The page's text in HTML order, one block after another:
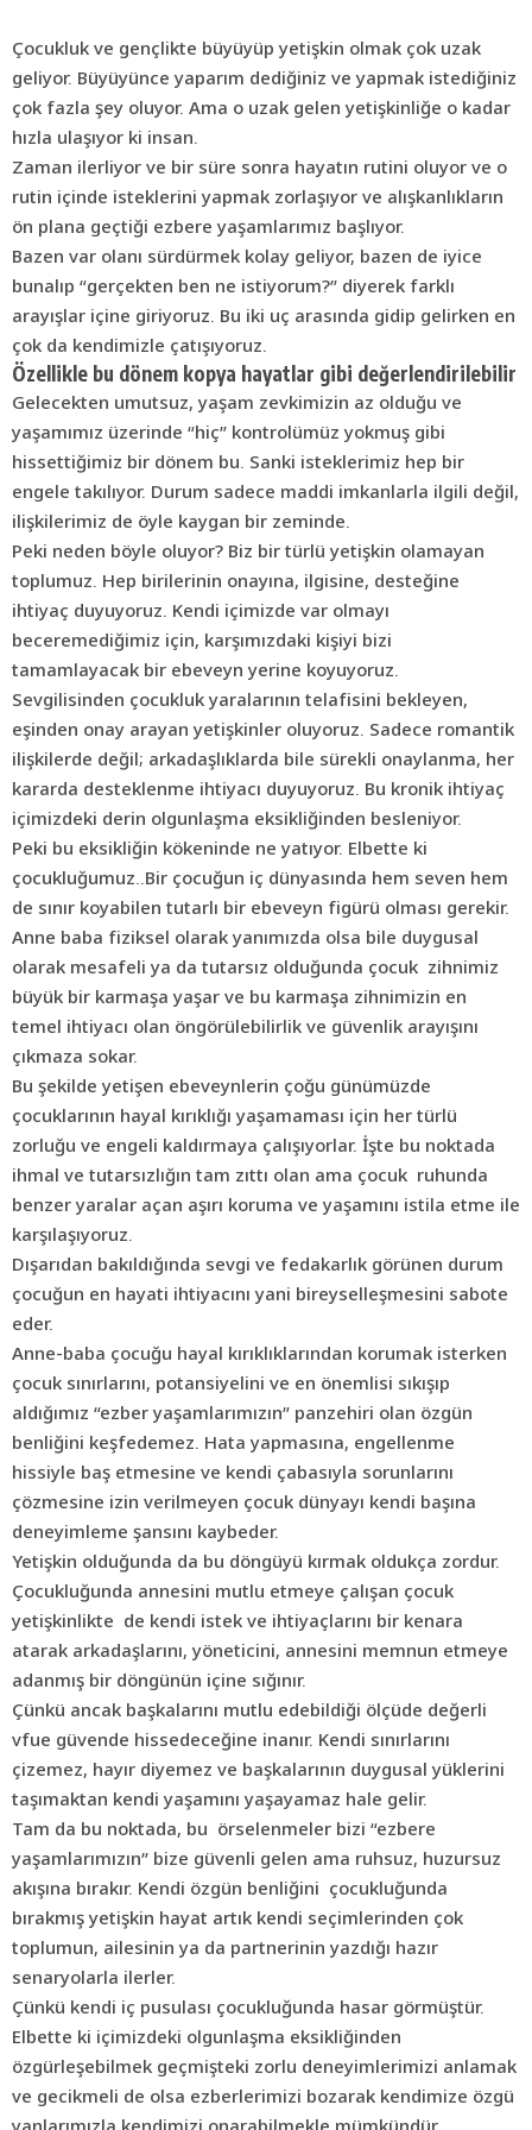
Çocukluk ve gençlikte büyüyüp yetişkin olmak çok uzak
geliyor. Büyüyünce yaparım dediğiniz ve yapmak istediğiniz
çok fazla şey oluyor. Ama o uzak gelen yetişkinliğe o kadar
hızla ulaşıyor ki insan.
Zaman ilerliyor ve bir süre sonra hayatın rutini oluyor ve o
rutin içinde isteklerini yapmak zorlaşıyor ve alışkanlıkların
ön plana geçtiği ezbere yaşamlarımız başlıyor.
Bazen var olanı sürdürmek kolay geliyor, bazen de iyice
bunalıp “gerçekten ben ne istiyorum?” diyerek farklı
arayışlar içine giriyoruz. Bu iki uç arasında gidip gelirken en
çok da kendimizle çatışıyoruz.
Özellikle bu dönem kopya hayatlar gibi değerlendirilebilir
Gelecekten umutsuz, yaşam zevkimizin az olduğu ve
yaşamımız üzerinde “hiç” kontrolümüz yokmuş gibi
hissettiğimiz bir dönem bu. Sanki isteklerimiz hep bir
engele takılıyor. Durum sadece maddi imkanlarla ilgili değil,
ilişkilerimiz de öyle kaygan bir zeminde.
Peki neden böyle oluyor? Biz bir türlü yetişkin olamayan
toplumuz. Hep birilerinin onayına, ilgisine, desteğine
ihtiyaç duyuyoruz. Kendi içimizde var olmayı
beceremediğimiz için, karşımızdaki kişiyi bizi
tamamlayacak bir ebeveyn yerine koyuyoruz.
Sevgilisinden çocukluk yaralarının telafisini bekleyen,
eşinden onay arayan yetişkinler oluyoruz. Sadece romantik
ilişkilerde değil; arkadaşlıklarda bile sürekli onaylanma, her
kararda desteklenme ihtiyacı duyuyoruz. Bu kronik ihtiyaç
içimizdeki derin olgunlaşma eksikliğinden besleniyor.
Peki bu eksikliğin kökeninde ne yatıyor. Elbette ki
çocukluğumuz..Bir çocuğun iç dünyasında hem seven hem
de sınır koyabilen tutarlı bir ebeveyn figürü olması gerekir.
Anne baba fiziksel olarak yanımızda olsa bile duygusal
olarak mesafeli ya da tutarsız olduğunda çocuk zihnimiz
büyük bir karmaşa yaşar ve bu karmaşa zihnimizin en
temel ihtiyacı olan öngörülebilirlik ve güvenlik arayışını
çıkmaza sokar.
Bu şekilde yetişen ebeveynlerin çoğu günümüzde
çocuklarının hayal kırıklığı yaşamaması için her türlü
zorluğu ve engeli kaldırmaya çalışıyorlar. İşte bu noktada
ihmal ve tutarsızlığın tam zıttı olan ama çocuk ruhunda
benzer yaralar açan aşırı koruma ve yaşamını istila etme ile
karşılaşıyoruz.
Dışarıdan bakıldığında sevgi ve fedakarlık görünen durum
çocuğun en hayati ihtiyacını yani bireyselleşmesini sabote
eder.
Anne-baba çocuğu hayal kırıklıklarından korumak isterken
çocuk sınırlarını, potansiyelini ve en önemlisi sıkışıp
aldığımız “ezber yaşamlarımızın” panzehiri olan özgün
benliğini keşfedemez. Hata yapmasına, engellenme
hissiyle baş etmesine ve kendi çabasıyla sorunlarını
çözmesine izin verilmeyen çocuk dünyayı kendi başına
deneyimleme şansını kaybeder.
Yetişkin olduğunda da bu döngüyü kırmak oldukça zordur.
Çocukluğunda annesini mutlu etmeye çalışan çocuk
yetişkinlikte de kendi istek ve ihtiyaçlarını bir kenara
atarak arkadaşlarını, yöneticini, annesini memnun etmeye
adanmış bir döngünün içine sığınır.
Çünkü ancak başkalarını mutlu edebildiği ölçüde değerli
vfue güvende hissedeceğine inanır. Kendi sınırlarını
çizemez, hayır diyemez ve başkalarının duygusal yüklerini
taşımaktan kendi yaşamını yaşayamaz hale gelir.
Tam da bu noktada, bu örselenmeler bizi “ezbere
yaşamlarımızın” bize güvenli gelen ama ruhsuz, huzursuz
akışına bırakır. Kendi özgün benliğini çocukluğunda
bırakmış yetişkin hayat artık kendi seçimlerinden çok
toplumun, ailesinin ya da partnerinin yazdığı hazır
senaryolarla ilerler.
Çünkü kendi iç pusulası çocukluğunda hasar görmüştür.
Elbette ki içimizdeki olgunlaşma eksikliğinden
özgürleşebilmek geçmişteki zorlu deneyimlerimizi anlamak
ve gecikmeli de olsa ezberlerimizi bozarak kendimize özgü
yanlarımızla kendimizi onarabilmekle mümkündür.